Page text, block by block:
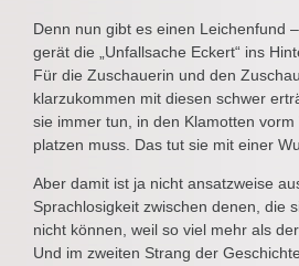
Denn nun gibt es einen Leichenfund
gerät die „Unfallsache Eckert“ ins
Für die Zuschauerin und den
klarzukommen mit diesen schwer
sie immer tun, in den Klamotten
platzen muss. Das tut sie mit einer
Aber damit ist ja nicht ansatzweise
Sprachlosigkeit zwischen denen, die
nicht können, weil so viel mehr als
Und im zweiten Strang der